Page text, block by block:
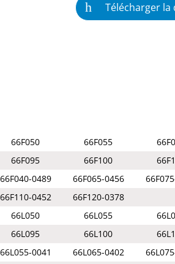
Télécharger la
66F050 66F055
66F095 66F100
66F040-0489 66F065-0456
66F110-0452
66F120-0378
66L050 66L055
66L095 66L100
66L055-0041 66L065-0402